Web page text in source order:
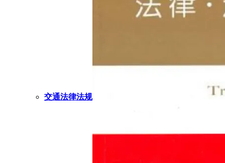
交通法律法规